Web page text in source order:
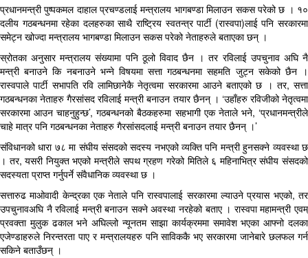
प्रधानमन्त्री पुष्पकमल दाहाल प्रचण्डलाई मन्त्रालय भागबण्डा मिलाउन सकस परेको छ । १०
दलीय गठबन्धनमा रहेका दलहरुका साथै राष्ट्रिय स्वतन्त्र पार्टी (रास्वपा)लाई पनि सरकारमा
समेट्न खोज्दा मन्त्रालय भागबण्डा मिलाउन सकस परेको नेताहरुले बताएका छन् ।
स्रोतका अनुसार मन्त्रालय संख्यामा पनि ठूलो विवाद छैन । तर रविलाई उपचुनाव अघि नै
मन्त्री बनाउने कि नबनाउने भन्ने विषयमा सत्ता गठबन्धनमा सहमति जुट्न सकेको छैन ।
रास्वपाले पार्टी सभापति रवि लामिछानेकै नेतृत्वमा सरकारमा आउने बताएको छ । तर, सत्ता
गठबन्धनका नेताहरु गैरसांसद रविलाई मन्त्री बनाउन तयार छैनन् । ‘उहाँहरु रविजीको नेतृत्वमा
सरकारमा आउन चाहनुहुन्छ’, गठबन्धनको बैठकहरुमा सहभागी एक नेताले भने, ‘प्रधानमन्त्रीले
चाहे मात्र पनि गठबन्धनका नेताहरु गैरसांसदलाई मन्त्री बनाउन तयार छैनन् ।’
संविधानको धारा ७८ मा संघीय संसदको सदस्य नभएको व्यक्ति पनि मन्त्री हुनसक्ने व्यवस्था छ
। तर, यसरी नियुक्त भएको मन्त्रीले सपथ ग्रहण गरेको मितिले ६ महिनाभित्र संघीय संसदको
सदस्यता प्राप्त गर्नुपर्ने संवैधानिक व्यवस्था छ ।
सत्तारुढ माओवादी केन्द्रका एक नेताले पनि रास्वपालाई सरकारमा ल्याउने प्रयास भएको, तर
उपचुनावअघि नै रविलाई मन्त्री बनाउन सक्ने अवस्था नरहेको बताए । रास्वपा महामन्त्री एवम्
प्रवक्ता मुलुक ढकाल भने अघिल्लो न्यूनतम साझा कार्यक्रममा समावेश भएका आफ्नो दलका
एजेण्डाहरुले निरन्तरता पाए र मन्त्रालयहरु पनि साविककै भए सरकारमा जानेबारे छलफल गर्न
सकिने बताउँछन् ।